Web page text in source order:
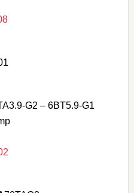
G2 – 6BT5.9-G1